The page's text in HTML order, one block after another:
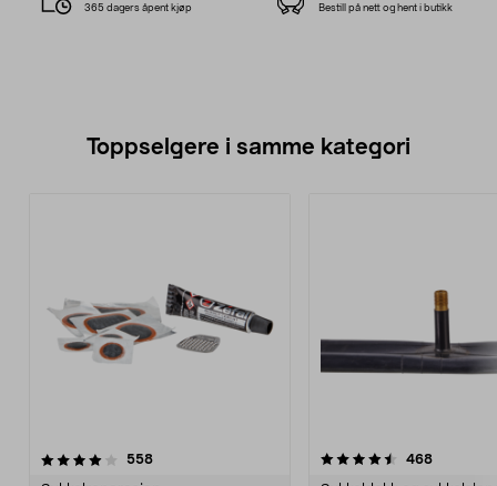
365 dagers åpent kjøp Bestill på nett og hent i butikk
Toppselgere i samme kategori
558anmeldelser
4.5 av 5 stjerner 468
4.5 av 5 stjerner